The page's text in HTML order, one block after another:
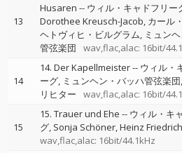
13
Husaren -- ウィル・キャドフリー
Dorothee Kreusch-Jacob カール
ヘトヴィヒ・ビルグラム ミュン
管弦楽団
wav,flac,alac: 16bit/
14
14. Der Kapellmeister-- ウィル・
ーグ ミュンヘン・バッハ管弦楽団
リヒター
wav,flac,alac: 16bit/
15
15. Trauer und Ehe -- ウィル・キ
グ Sonja Schöner Heinz
wav,flac,alac: 16bit/44.1kHz